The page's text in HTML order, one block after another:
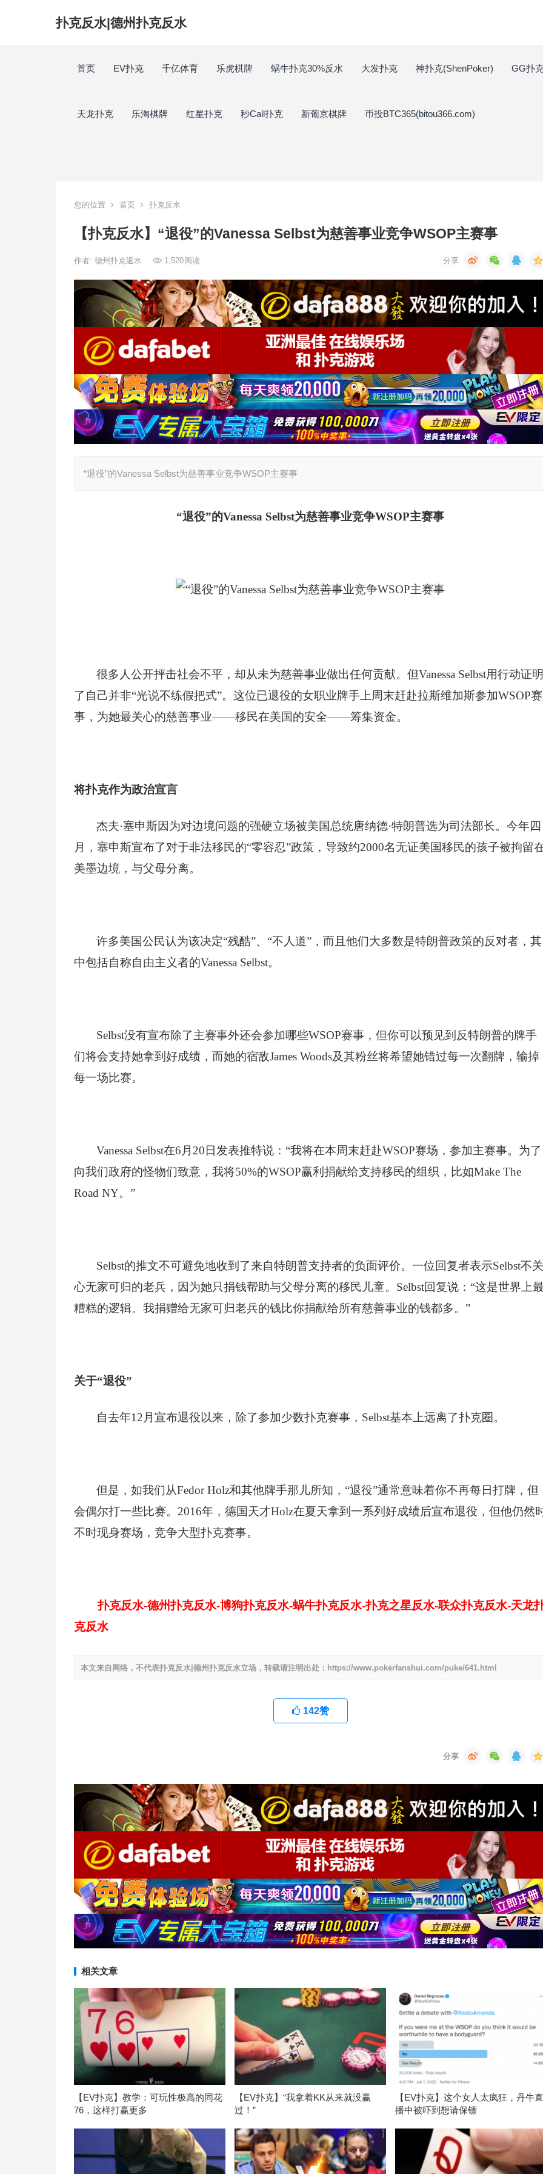
扑克反水|德州扑克反水
首页 EV扑克 千亿体育 乐虎棋牌 蜗牛扑克30%反水 大发扑克 神扑克(ShenPoker) GG扑
天龙扑克 乐淘棋牌 红星扑克 秒Call扑克 新葡京棋牌 币投BTC365(bitou366.com)
您的位置 首页 扑克反水
【扑克反水】​“退役”的Vanessa Selbst为慈善事业竞争WSOP主赛事
作者: 德州扑克返水 1,520阅读
“退役”的Vanessa Selbst为慈善事业竞争WSOP主赛事
“退役”的Vanessa Selbst为慈善事业竞争WSOP主赛事
很多人公开抨击社会不平，却从未为慈善事业做出任何贡献。但Vanessa Selbst用行动证明
了自己并非“光说不练假把式”。这位已退役的女职业牌手上周末赶赴拉斯维加斯参加WSOP赛
事，为她最关心的慈善事业——移民在美国的安全——筹集资金。
将扑克作为政治宣言
杰夫·塞申斯因为对边境问题的强硬立场被美国总统唐纳德·特朗普选为司法部长。今年四
月，塞申斯宣布了对于非法移民的“零容忍”政策，导致约2000名无证美国移民的孩子被拘留
美墨边境，与父母分离。
许多美国公民认为该决定“残酷”、“不人道”，而且他们大多数是特朗普政策的反对者，其
中包括自称自由主义者的Vanessa Selbst。
Selbst没有宣布除了主赛事外还会参加哪些WSOP赛事，但你可以预见到反特朗普的牌手
们将会支持她拿到好成绩，而她的宿敌James Woods及其粉丝将希望她错过每一次翻牌，输掉
每一场比赛。
Vanessa Selbst在6月20日发表推特说：“我将在本周末赶赴WSOP赛场，参加主赛事。为了
向我们政府的怪物们致意，我将50%的WSOP赢利捐献给支持移民的组织，比如Make The
Road NY。”
Selbst的推文不可避免地收到了来自特朗普支持者的负面评价。一位回复者表示Selbst不关
心无家可归的老兵，因为她只捐钱帮助与父母分离的移民儿童。Selbst回复说：“这是世界上
糟糕的逻辑。我捐赠给无家可归老兵的钱比你捐献给所有慈善事业的钱都多。”
关于“退役”
自去年12月宣布退役以来，除了参加少数扑克赛事，Selbst基本上远离了扑克圈。
但是，如我们从Fedor Holz和其他牌手那儿所知，“退役”通常意味着你不再每日打牌，但
会偶尔打一些比赛。2016年，德国天才Holz在夏天拿到一系列好成绩后宣布退役，但他仍然
不时现身赛场，竞争大型扑克赛事。
扑克反水-德州扑克反水-博狗扑克反水-蜗牛扑克反水-扑克之星反水-联众扑克反水-天龙
克反水
本文来自网络，不代表扑克反水|德州扑克反水立场，转载请注明出处：https://www.pokerfanshui.com/puke/641.html
142赞
相关文章
【EV扑克】教学：可玩性极高的同花
76，这样打赢更多
【EV扑克】“我拿着KK从来就没赢
过！”
【EV扑克】这个女人太疯狂，丹牛
播中被吓到想请保镖